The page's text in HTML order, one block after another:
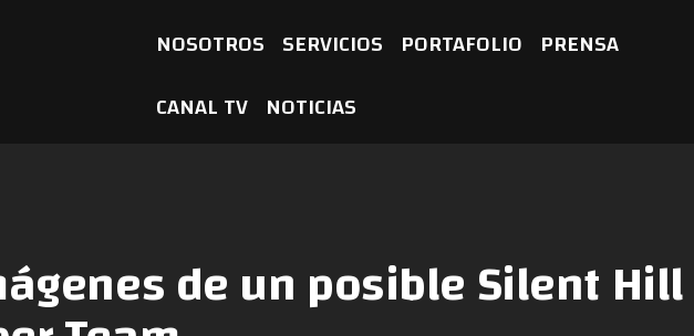
NOSOTROS SERVICIOS PORTAFOLIO PRENSA
CANAL TV NOTICIAS
de un posible Silent